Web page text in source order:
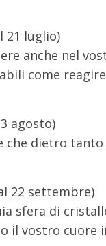
21 luglio)
anche nel
come
agosto)
che dietro
22 settembre)
sfera di
il vostro cuore